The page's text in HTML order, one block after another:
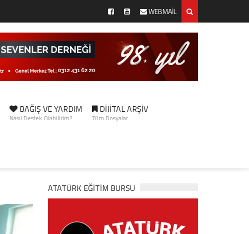
WEBMAİL
BAĞIŞ VE YARDIM
Nasıl Destek Olabilirim?
DİJİTAL ARŞİV
Tüm Dosyalar
ATATÜRK EĞITIM BURSU